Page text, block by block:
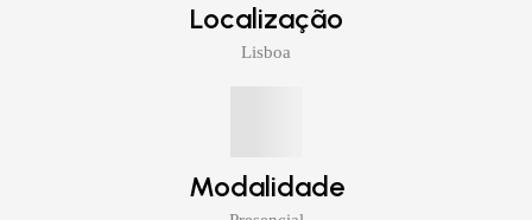
Localização
Lisboa
Modalidade